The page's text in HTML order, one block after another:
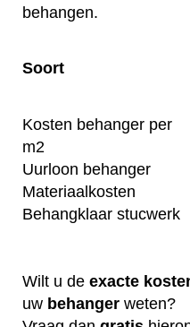
behangen.
Soort
Kosten behanger per
m2
Uurloon behanger
Materiaalkosten
Behangklaar stucwerk
Wilt u de exacte
uw behanger weten?